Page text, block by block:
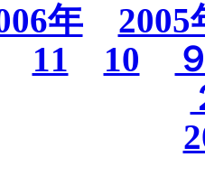
年
2005
11 10